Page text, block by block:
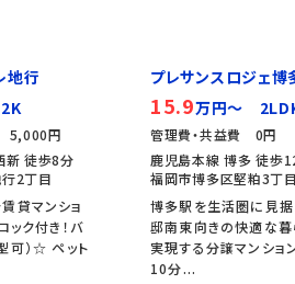
地行
5,000円
新 徒歩8分
2丁目
貸マンショ
ック付き！バ
可）☆ ペット
プレサンスロジェ博
15.9万円～
管理費・共益費 0円
鹿児島本線 博多 徒歩
福岡市博多区堅粕3丁目
博多駅を生活圏に見据
邸南東向きの快適な暮
実現する分譲マンショ
10分...